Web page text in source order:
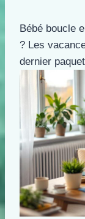
Bébé boucle
? Les
dernier